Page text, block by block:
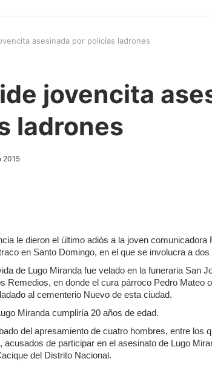
asesinada por policías ladrones
jovencita
ladrones
2015
le dieron el último adiós a la joven comunicadora
en Santo Domingo, en el que se involucra a
de Lugo Miranda fue velado en la funeraria San
Remedios, en donde el cura párroco Pedro Mateo
al cementerio Nuevo de esta ciudad.
Miranda cumpliría 20 años de edad.
del apresamiento de cuatro hombres, entre los
de participar en el asesinato de Lugo
del Distrito Nacional.